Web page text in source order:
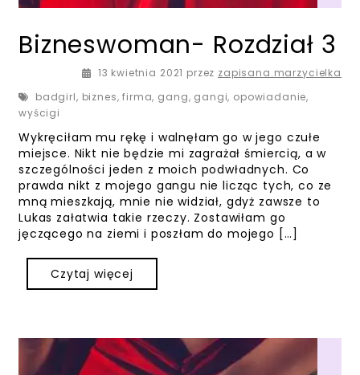
Bizneswoman- Rozdział 3
13 kwietnia 2021 13 kwietnia 2021
przez zapisana.marzycielka
badgirl, biznes,firma, gang, gangi, opowiadanie,
wyścigi
Wykręciłam mu rękę i walnęłam go w jego czułe
miejsce. Nikt nie będzie mi zagrażał śmiercią, a w
szczególności jeden z moich podwładnych. Co
prawda nikt z mojego gangu nie licząc tych, co ze
mną mieszkają, mnie nie widział, gdyż zawsze to
Lukas załatwia takie rzeczy. Zostawiłam go
jęczącego na ziemi i poszłam do mojego […]
Czytaj więcej